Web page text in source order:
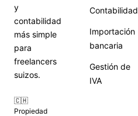
y
contabilidad
más simple
para
freelancers
suizos.
🇨🇭
Propiedad
Contabilidad
Importación
bancaria
Gestión de
IVA